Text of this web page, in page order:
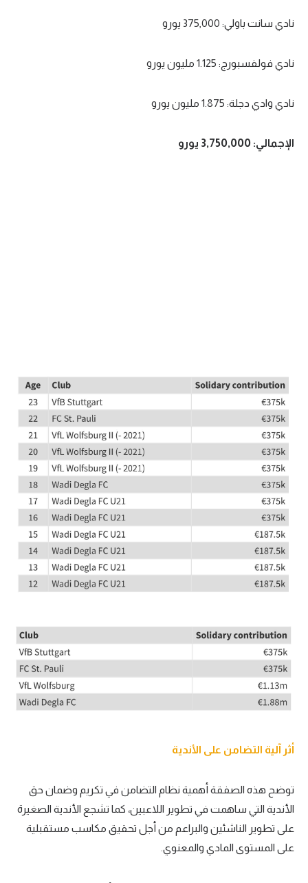
نادي سانت باولي: 375,000 يورو
نادي فولفسبورج: 1.125 مليون يورو
نادي وادي دجلة: 1.875 مليون يورو
الإجمالي: 3,750,000 يورو
أثر آلية التضامن على الأندية
توضح هذه الصفقة أهمية نظام التضامن في تكريم وضمان حق
الأندية التي ساهمت في تطوير اللاعبين، كما تشجع الأندية الصغيرة
على تطوير الناشئين والبراعم من أجل تحقيق مكاسب مستقبلية
على المستوى المادي والمعنوي.